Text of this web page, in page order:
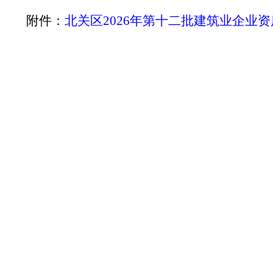
附件： 北关区2026年第十二批建筑业企业